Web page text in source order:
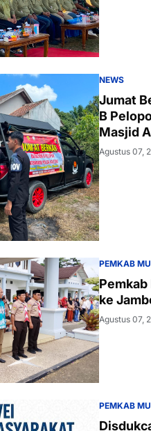
NEWS
Jumat
B
Masjid
Agustus 07,
PEMKAB
ke
Agustus 07,
PEMKAB